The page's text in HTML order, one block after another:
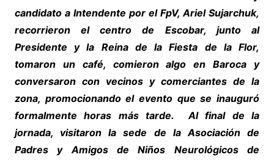
candidato a Intendente por el FpV, Ariel Sujarchuk,
recorrieron el centro de Escobar, junto al
Presidente y la Reina de la Fiesta de la Flor,
tomaron un café, comieron algo en Baroca y
conversaron con vecinos y comerciantes de la
zona, promocionando el evento que se inauguró
formalmente horas más tarde. Al final de la
jornada, visitaron la sede de la Asociación de
Padres y Amigos de Niños Neurológicos de